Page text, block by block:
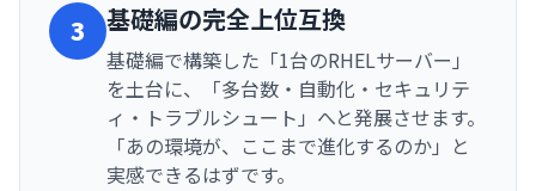
3 基礎編の完全上位互換
基礎編で構築した「1台のRHELサーバー」
を土台に、「多台数・自動化・セキュリテ
ィ・トラブルシュート」へと発展させます。
「あの環境が、ここまで進化するのか」と
実感できるはずです。